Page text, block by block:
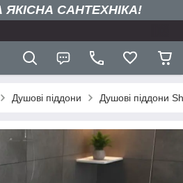
ЯКIСНА САНТЕХНІКА!
Душові піддони Душові піддони